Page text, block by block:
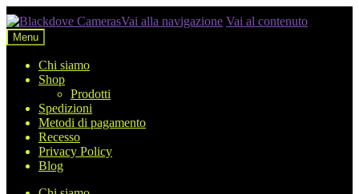
Vai alla navigazione Vai al contenuto
Menu
Chi siamo
Shop
Prodotti
Spedizioni
Metodi di pagamento
Recesso
Privacy Policy
Blog